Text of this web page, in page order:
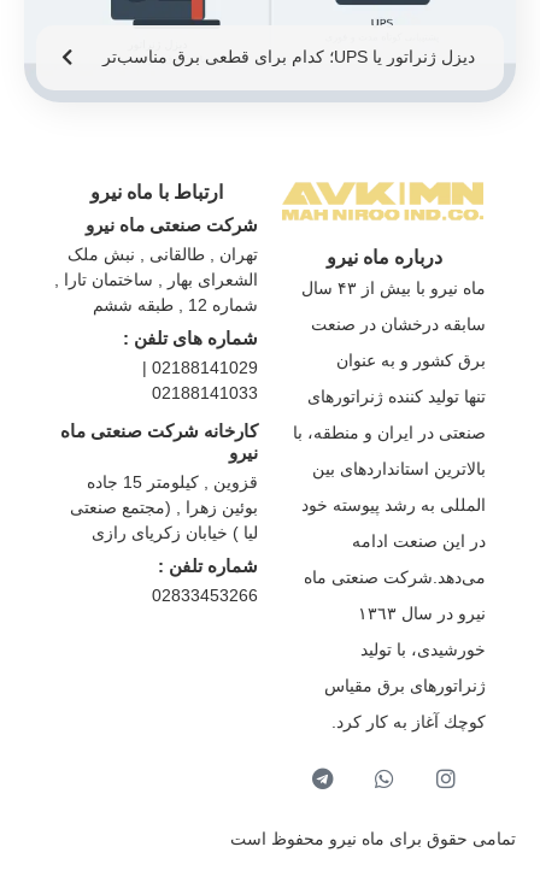
دیزل ژنراتور یا UPS؛ کدام برای قطعی برق مناسب‌تر
درباره ماه نیرو
ماه نیرو با بیش از ۴۳ سال
سابقه درخشان در صنعت
برق كشور و به عنوان
تنها تولید كننده ژنراتورهای
صنعتی در ایران و منطقه، با
بالاترین استانداردهای بین
المللی به رشد پیوسته خود
در این صنعت ادامه
می‌دهد.شركت صنعتی ماه
نیرو در سال ١٣٦٣
خورشیدی، با تولید
ژنراتورهای برق مقیاس
كوچك آغاز به كار كرد.
ارتباط با ماه نیرو
شرکت صنعتی ماه نیرو
تهران , طالقانی , نبش ملک
الشعرای بهار , ساختمان تارا ,
شماره 12 , طبقه ششم
شماره های تلفن :
02188141029 |
02188141033
کارخانه شرکت صنعتی ماه
نیرو
قزوین , کیلومتر 15 جاده
بوئین زهرا , (مجتمع صنعتی
لیا ) خیابان زکریای رازی
شماره تلفن :
02833453266
تمامی حقوق برای ماه نیرو محفوظ است